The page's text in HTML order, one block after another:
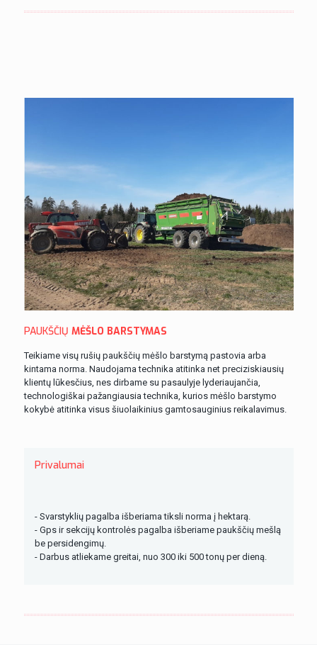
PAUKŠČIŲ MĖŠLO BARSTYMAS
Teikiame visų rušių paukščių mėšlo barstymą pastovia arba
kintama norma. Naudojama technika atitinka net preciziskiausių
klientų lūkesčius, nes dirbame su pasaulyje lyderiaujančia,
technologiškai pažangiausia technika, kurios mėšlo barstymo
kokybė atitinka visus šiuolaikinius gamtosauginius reikalavimus.
Privalumai
- Svarstyklių pagalba išberiama tiksli norma į hektarą.
- Gps ir sekcijų kontrolės pagalba išberiame paukščių mešlą
be persidengimų.
- Darbus atliekame greitai, nuo 300 iki 500 tonų per dieną.